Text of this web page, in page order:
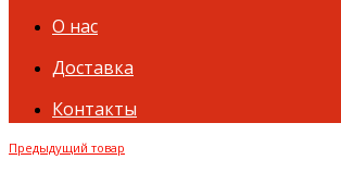
О нас
Доставка
Контакты
Предыдущий товар